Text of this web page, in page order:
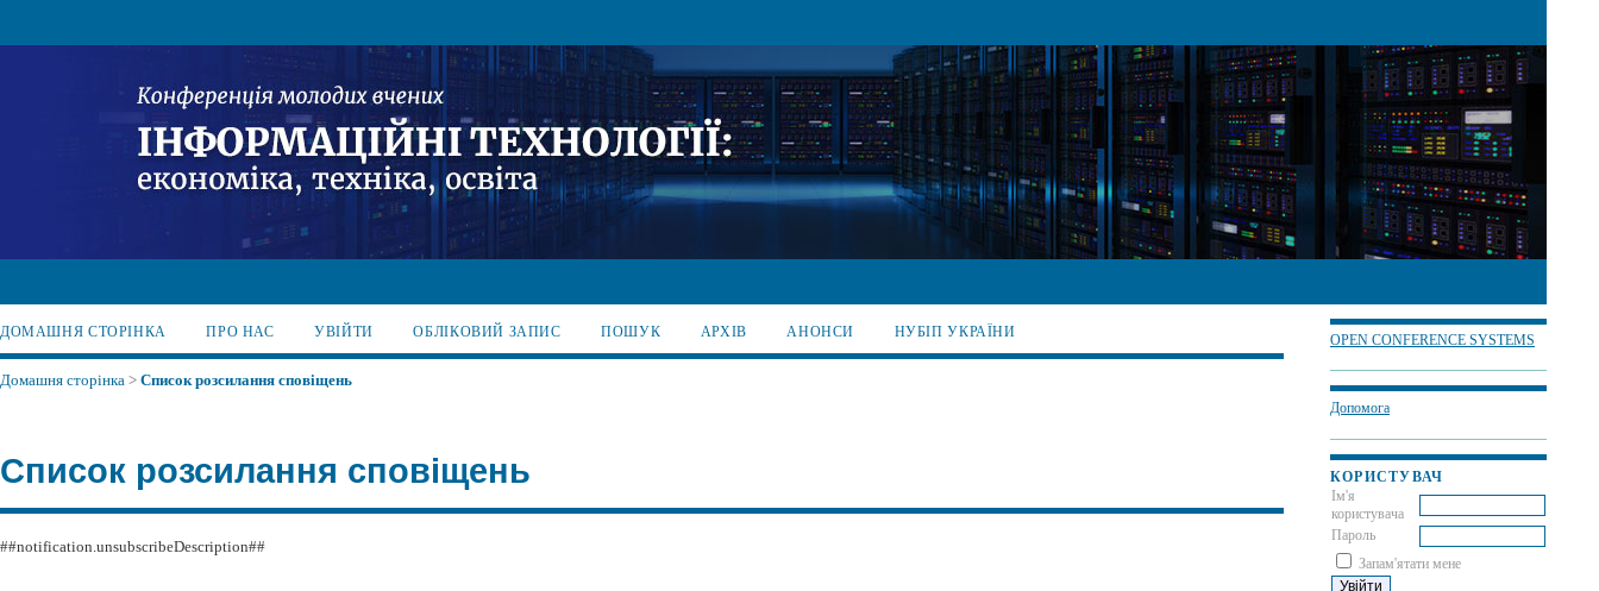
OPEN CONFERENCE SYSTEMS
Допомога
КОРИСТУВАЧ
Ім'я
користувача
Пароль
Запам'ятати мене
ДОМАШНЯ СТОРІНКА ПРО НАС УВІЙТИ ОБЛІКОВИЙ ЗАПИС ПОШУК АРХІВ АНОНСИ НУБІП УКРАЇНИ
Домашня сторінка > Список розсилання сповіщень
Список розсилання сповіщень
##notification.unsubscribeDescription##